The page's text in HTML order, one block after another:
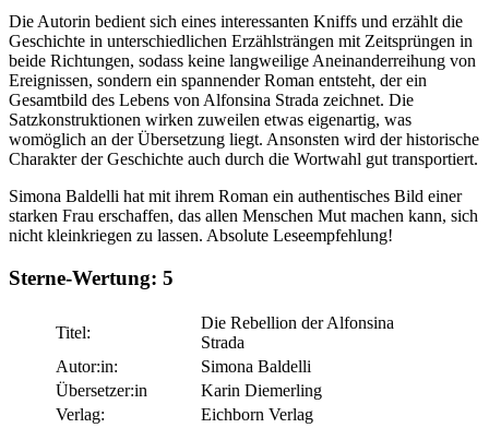
Die Autorin bedient sich eines interessanten Kniffs und erzählt die
Geschichte in unterschiedlichen Erzählsträngen mit Zeitsprüngen in
beide Richtungen, sodass keine langweilige Aneinanderreihung von
Ereignissen, sondern ein spannender Roman entsteht, der ein
Gesamtbild des Lebens von Alfonsina Strada zeichnet. Die
Satzkonstruktionen wirken zuweilen etwas eigenartig, was
womöglich an der Übersetzung liegt. Ansonsten wird der historische
Charakter der Geschichte auch durch die Wortwahl gut transportiert.
Simona Baldelli hat mit ihrem Roman ein authentisches Bild einer
starken Frau erschaffen, das allen Menschen Mut machen kann, sich
nicht kleinkriegen zu lassen. Absolute Leseempfehlung!
Sterne-Wertung: 5
Titel:
Die Rebellion der Alfonsina
Strada
Autor:in:
Simona Baldelli
Übersetzer:in
Karin Diemerling
Verlag:
Eichborn Verlag